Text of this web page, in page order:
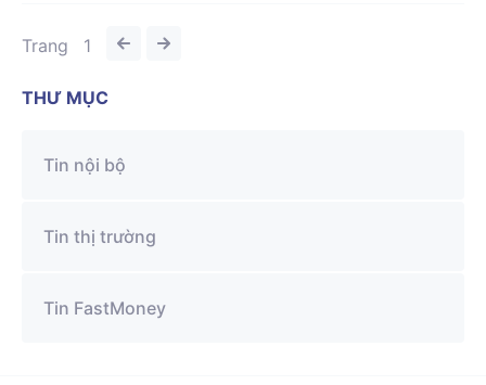
Trang 1
THƯ MỤC
Tin nội bộ
Tin thị trường
Tin FastMoney